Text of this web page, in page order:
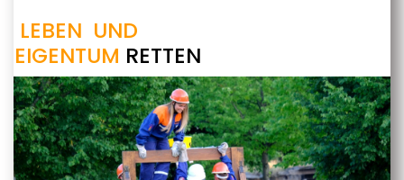
LEBEN UND
EIGENTUM RETTEN